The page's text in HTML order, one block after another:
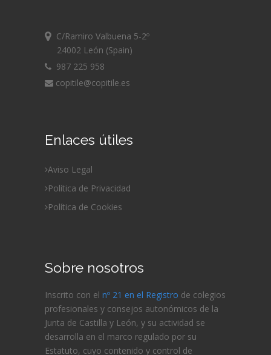
C/Ramiro Valbuena 5-2º
24002 León (Spain)
987 225 958
copitile@copitile.es
Enlaces útiles
Aviso Legal
Política de Privacidad
Política de Cookies
Sobre nosotros
Inscrito con el nº 21 en el Registro de colegios
profesionales y consejos autonómicos de la
Junta de Castilla y León, y su actividad se
desarrolla en el marco regulado por su
Estatuto, cuyo contenido y control de